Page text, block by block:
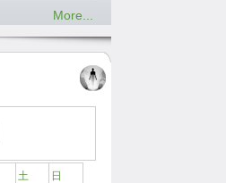
More...
土
日